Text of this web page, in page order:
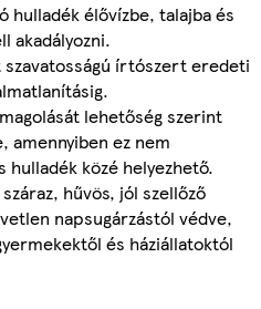
hulladék élővízbe, talajba és
akadályozni.
írtószert eredeti
lehetőség szerint
amennyiben ez nem
hulladék közé helyezhető.
hűvös, jól szellőző
napsugárzástól védve,
és háziállatoktól